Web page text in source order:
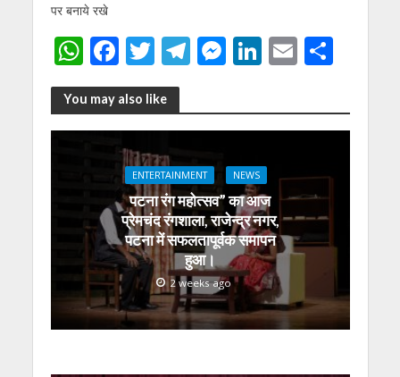
पर बनाये रखे
W
h
at
s
p
F
ac
e
b
o
o
k
T
w
itt
er
T
e
gr
a
m
M
ss
e
n
g
er
Li
k
e
dI
n
E
ai
l
S
ar
e
You may also like
ENTERTAINMENT NEWS
पटना रंग महोत्सव” का आज
प्रेमचंद रंगशाला, राजेन्द्र नगर,
पटना में सफलतापूर्वक समापन
हुआ।
2 weeks ago